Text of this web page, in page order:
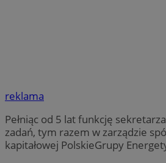
reklama
Pełniąc od 5 lat funkcję
zadań, tym razem w zarządzie
kapitałowej PolskieGrupy